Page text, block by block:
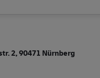
2, 90471 Nürnberg